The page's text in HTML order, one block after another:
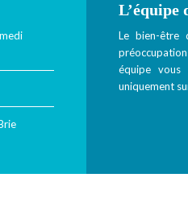
L’équipe
Le bien-être
équipe vous
uniquement